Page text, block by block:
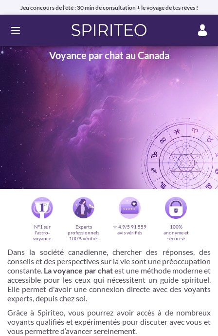
Jeu concours de l'été : 30 min de consultation + le voyage de tes rêves !
Ouvrir le menu
Voyance par chat au Canada
Voyance privée en ligne par téléphone, chat ou mail
99% de clients satisfaits, avis authentiques !
N°1 sur
l'astro-
voyance
Experts
professionnels
100% vérifiés
☆ 4.9/5 91 559
avis vérifiés
100%
anonyme et
sécurisé
Dans la société canadienne, chercher des réponses, des
conseils et des perspectives sur la vie sont une préoccupation
constante. La voyance par chatest une méthode moderne et
accessible pour les ceux qui nécessitent un guide spirituel.
Elle permet d'avoir une connexion directe avec des voyants
experts, depuis chez soi.
Grâce à Spiriteo, vous pourrez avoir accès à de nombreux
voyants qualifiés et expérimentés pour discuter avec vous et
vous permettre d’avancer sereinement.